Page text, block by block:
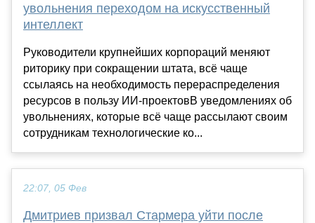
увольнения переходом на искусственный
интеллект
Руководители крупнейших корпораций меняют
риторику при сокращении штата, всё чаще
ссылаясь на необходимость перераспределения
ресурсов в пользу ИИ-проектовВ уведомлениях об
увольнениях, которые всё чаще рассылают своим
сотрудникам технологические ко...
22:07, 05 Фев
Дмитриев призвал Стармера уйти после